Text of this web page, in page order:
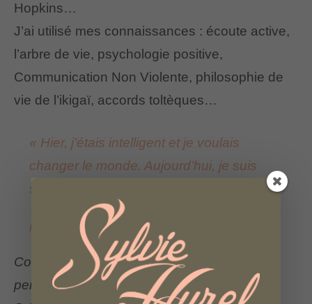
Hopkins…
J’ai utilisé mes connaissances : écoute active,
l’arbre de vie, psychologie positive,
Communication Non Violente, philosophie de
vie de l’ikigaï, accords toltèques…
« Hier, j’étais intelligent et je voulais
changer le monde. Aujourd’hui, je suis
sage et je me change moi-même. »
Rumi
Comment ce cycle a-t-il changé mes
perceptions et sur quel(s) sujet(e)s ?